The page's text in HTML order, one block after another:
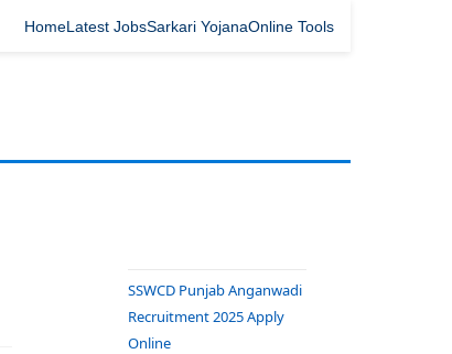
HomeLatest JobsSarkari YojanaOnline Tools
SSWCD Punjab Anganwadi
Recruitment 2025 Apply
Online